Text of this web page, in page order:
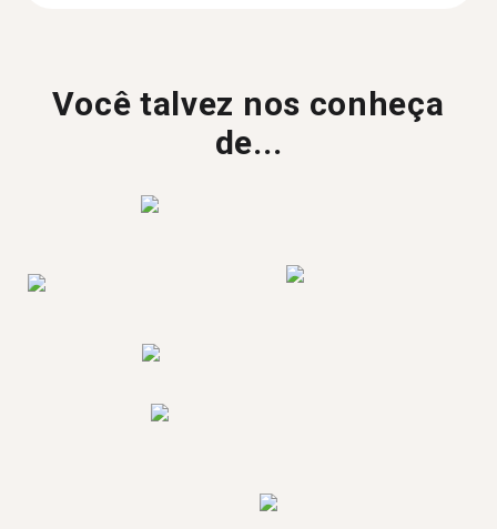
Você talvez nos conheça
de...